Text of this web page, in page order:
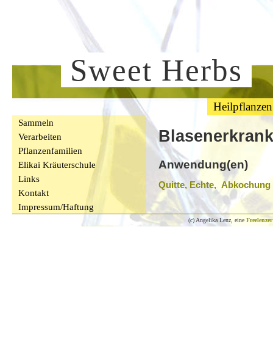
Sweet Herbs
Heilpflanzen
Sammeln
Verarbeiten
Pflanzenfamilien
Elikai Kräuterschule
Links
Kontakt
Impressum/Haftung
Anwendung(en)
Quitte, Echte, Abkochung
(c) Angelika Lenz, eine Freelenzer